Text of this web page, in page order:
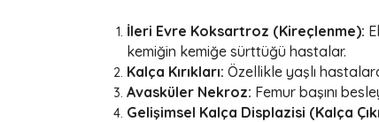
İleri Evre Koksartroz (Kireçlenme):
kemiğin kemiğe sürttüğü hastalar.
Kalça Kırıkları: Özellikle yaşlı
Avasküler Nekroz: Femur başını
Gelişimsel Kalça Displazisi (Kalça